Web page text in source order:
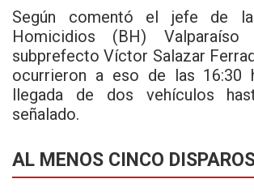
Según comentó el jefe de
Homicidios (BH) Valparaíso
subprefecto Víctor Salazar
ocurrieron a eso de las 16:30
llegada de dos vehículos
señalado.
AL MENOS CINCO